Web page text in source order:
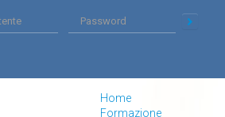
Home
Formazione